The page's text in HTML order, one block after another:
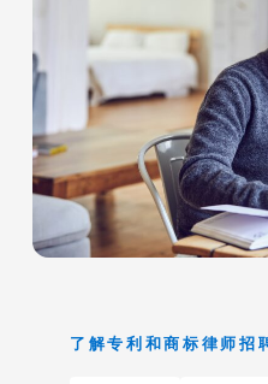
了解专利和商标律师招